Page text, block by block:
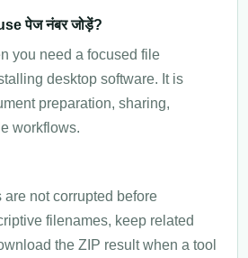
पेज नंबर जोड़ें?
you need a focused file
desktop software. It is
preparation, sharing,
workflows.
not corrupted before
filenames, keep related
the ZIP result when a tool